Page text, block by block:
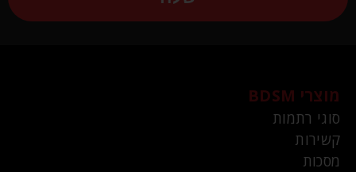
מוצרי BDSM
סוגי רתמות
קשירות
מסכות